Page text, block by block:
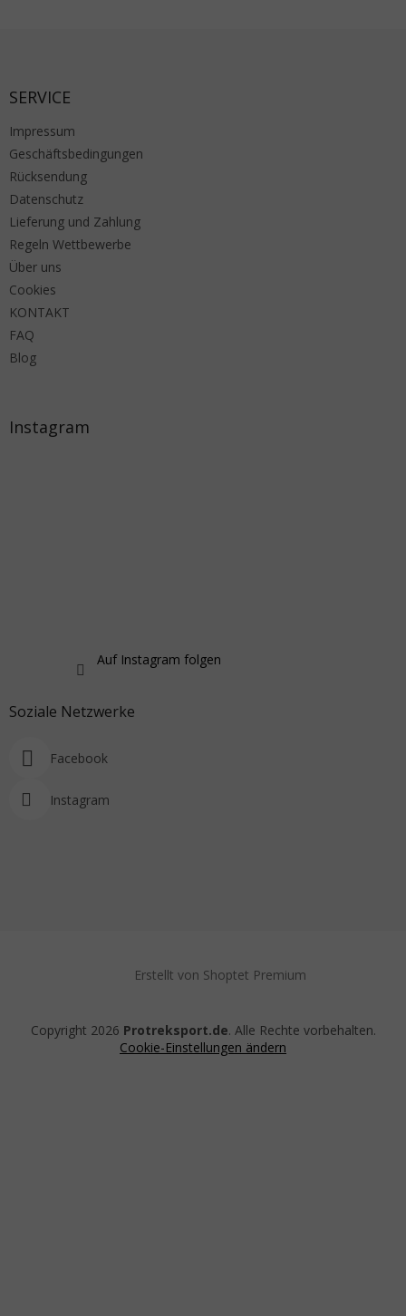
SERVICE
Impressum
Geschäftsbedingungen
Rücksendung
Datenschutz
Lieferung und Zahlung
Regeln Wettbewerbe
Über uns
Cookies
KONTAKT
FAQ
Blog
Instagram
Auf Instagram folgen
Soziale Netzwerke
Facebook
Instagram
Erstellt von Shoptet Premium
Copyright 2026 Protreksport.de. Alle Rechte vorbehalten.
Cookie-Einstellungen ändern